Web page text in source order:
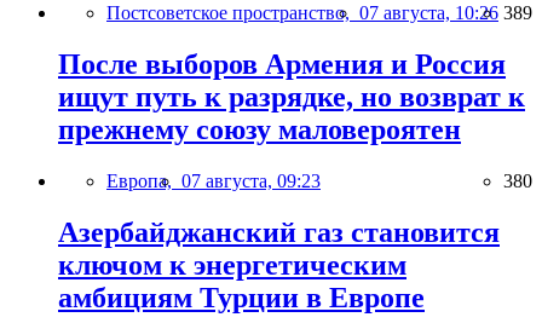
Постсоветское пространство, 07 августа, 10:26 389
После выборов Армения и Россия
ищут путь к разрядке, но возврат к
прежнему союзу маловероятен
Европа, 07 августа, 09:23 380
Азербайджанский газ становится
ключом к энергетическим
амбициям Турции в Европе